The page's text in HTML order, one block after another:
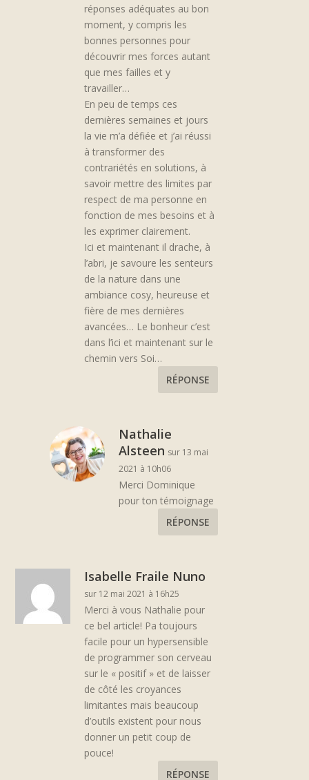
réponses adéquates au bon
moment, y compris les
bonnes personnes pour
découvrir mes forces autant
que mes failles et y
travailler…
En peu de temps ces
dernières semaines et jours
la vie m’a défiée et j’ai réussi
à transformer des
contrariétés en solutions, à
savoir mettre des limites par
respect de ma personne en
fonction de mes besoins et à
les exprimer clairement.
Ici et maintenant il drache, à
l’abri, je savoure les senteurs
de la nature dans une
ambiance cosy, heureuse et
fière de mes dernières
avancées… Le bonheur c’est
dans l’ici et maintenant sur le
chemin vers Soi…
RÉPONSE
Nathalie
Alsteen sur 13 mai
2021 à 10h06
Merci Dominique
pour ton témoignage
RÉPONSE
Isabelle Fraile Nuno
sur 12 mai 2021 à 16h25
Merci à vous Nathalie pour
ce bel article! Pa toujours
facile pour un hypersensible
de programmer son cerveau
sur le « positif » et de laisser
de côté les croyances
limitantes mais beaucoup
d’outils existent pour nous
donner un petit coup de
pouce!
RÉPONSE